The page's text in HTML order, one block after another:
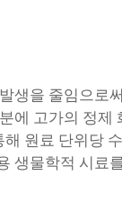
생을 줄임으로
에 고가의 정제
원료 단위당
생물학적 시료